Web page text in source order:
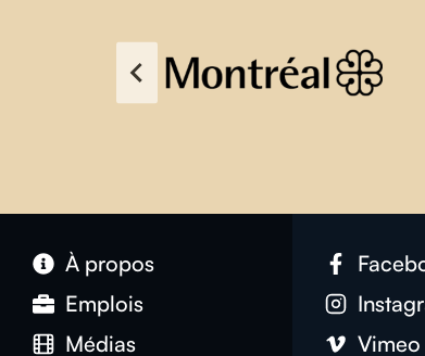
À propos
Emplois
Médias
Vimeo